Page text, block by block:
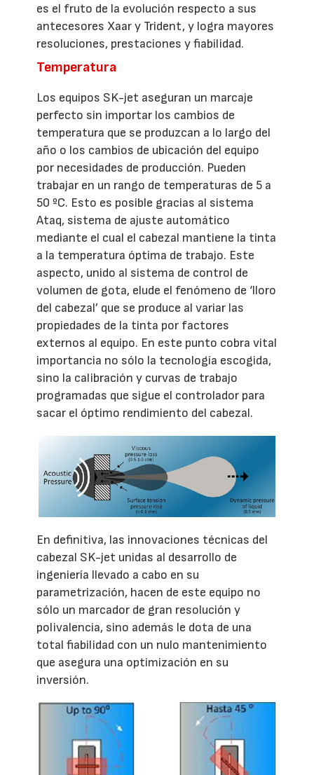
es el fruto de la evolución respecto a sus
antecesores Xaar y Trident, y logra mayores
resoluciones, prestaciones y fiabilidad.
Temperatura
Los equipos SK-jet aseguran un marcaje
perfecto sin importar los cambios de
temperatura que se produzcan a lo largo del
año o los cambios de ubicación del equipo
por necesidades de producción. Pueden
trabajar en un rango de temperaturas de 5 a
50 ºC. Esto es posible gracias al sistema
Ataq, sistema de ajuste automático
mediante el cual el cabezal mantiene la tinta
a la temperatura óptima de trabajo. Este
aspecto, unido al sistema de control de
volumen de gota, elude el fenómeno de ‘lloro
del cabezal’ que se produce al variar las
propiedades de la tinta por factores
externos al equipo. En este punto cobra vital
importancia no sólo la tecnología escogida,
sino la calibración y curvas de trabajo
programadas que sigue el controlador para
sacar el óptimo rendimiento del cabezal.
En definitiva, las innovaciones técnicas del
cabezal SK-jet unidas al desarrollo de
ingeniería llevado a cabo en su
parametrización, hacen de este equipo no
sólo un marcador de gran resolución y
polivalencia, sino además le dota de una
total fiabilidad con un nulo mantenimiento
que asegura una optimización en su
inversión.